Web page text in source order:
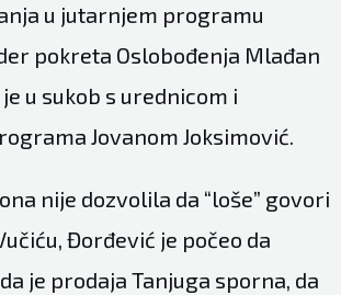
u jutarnjem programu
pokreta Oslobođenja Mlađan
u sukob s urednicom i
Jovanom Joksimović.
nije dozvolila da “loše” govori
Đorđević je počeo da
je prodaja Tanjuga sporna, da